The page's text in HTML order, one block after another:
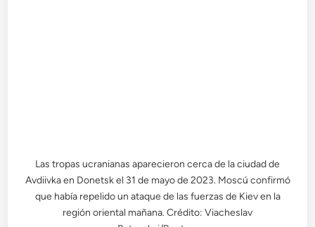
Las tropas ucranianas aparecieron cerca de la ciudad de
Avdiivka en Donetsk el 31 de mayo de 2023. Moscú confirmó
que había repelido un ataque de las fuerzas de Kiev en la
región oriental mañana. Crédito: Viacheslav